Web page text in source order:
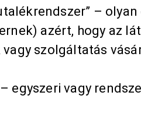
–
azért, hogy az
szolgáltatás
– egyszeri vagy